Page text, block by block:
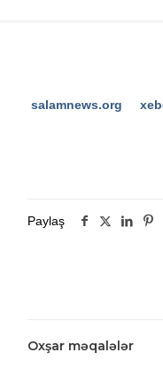
salamnews.org
Paylaş
Oxşar məqalələr